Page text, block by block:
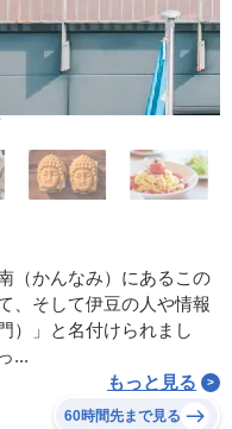
（かんなみ）にあるこの
、そして伊豆の人や情報
）」と名付けられまし
...
もっと見る
60時間先まで見る